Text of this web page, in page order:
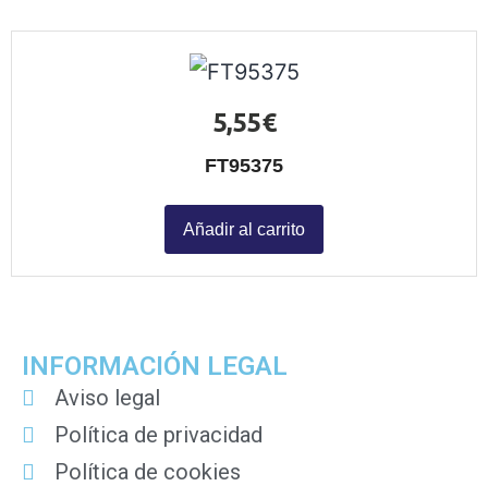
FT95375
5,55€
Añadir al carrito
INFORMACIÓN LEGAL
Aviso legal
Política de privacidad
Política de cookies